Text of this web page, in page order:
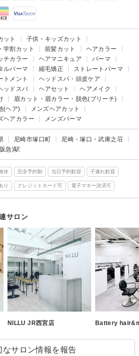
ット
子供・キッズカット
学割カット
前髪カット
ヘアカラー
チカラー
ヘアマニキュア
パーマ
ルパーマ
縮毛矯正
ストレートパーマ
トメント
ヘッドスパ・頭皮ケア
ッドスパ
ヘアセット
ヘアメイク
眉カット・眉カラー・脱色(ブリーチ)
(ヘア)
メンズヘアカット
ヘアカラー
メンズパーマ
尼崎市塚口町
尼崎・塚口・武庫之荘
急)駅
休 完全予約制 当日予約歓迎 子連れ歓迎
り クレジットカード可 電子マネー決済可
サロン
NILLU JR西宮店 Battery
なサロン情報を報告